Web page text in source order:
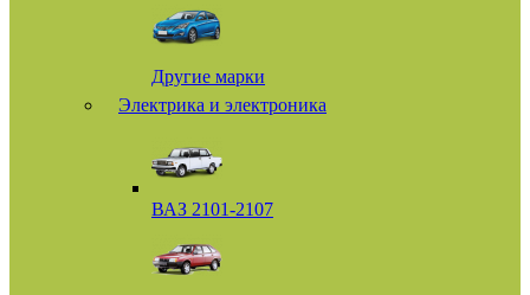
Другие марки
Электрика и электроника
ВАЗ 2101-2107